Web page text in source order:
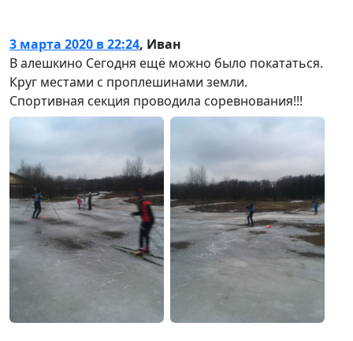
3 марта 2020 в 22:24, Иван
В алешкино Сегодня ещё можно было покататься.
Круг местами с проплешинами земли.
Спортивная секция проводила соревнования!!!